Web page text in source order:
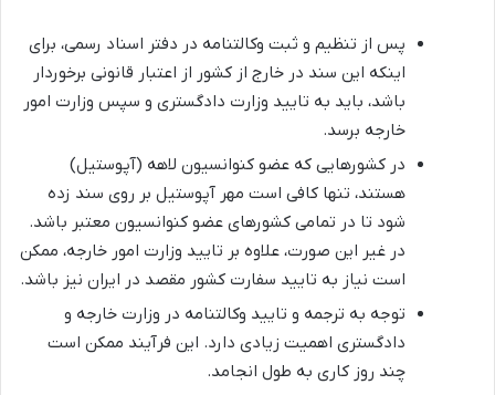
پس از تنظیم و ثبت وکالتنامه در دفتر اسناد رسمی، برای
اینکه این سند در خارج از کشور از اعتبار قانونی برخوردار
باشد، باید به تایید وزارت دادگستری و سپس وزارت امور
خارجه برسد.
در کشورهایی که عضو کنوانسیون لاهه (آپوستیل)
هستند، تنها کافی است مهر آپوستیل بر روی سند زده
شود تا در تمامی کشورهای عضو کنوانسیون معتبر باشد.
در غیر این صورت، علاوه بر تایید وزارت امور خارجه، ممکن
است نیاز به تایید سفارت کشور مقصد در ایران نیز باشد.
توجه به ترجمه و تایید وکالتنامه در وزارت خارجه و
دادگستری اهمیت زیادی دارد. این فرآیند ممکن است
چند روز کاری به طول انجامد.